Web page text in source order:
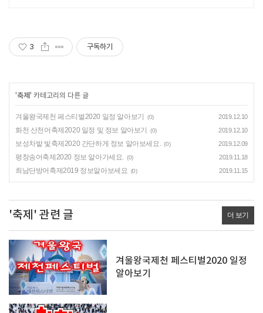
3 구독하기
'축제 ' 카테고리의 다른 글
겨울왕국제천 페스티벌2020 일정 알아보기 (0) 2019.12.10
화천 산천어축제2020 일정 및 정보 알아보기 (0) 2019.12.10
보성차밭 빛축제2020 간단하게 정보 알아보세요. (0) 2019.12.09
평창송어축제2020 정보 알아가세요. (0) 2019.11.18
최남단방어축제2019 정보알아보세요 (0) 2019.11.15
'축제' 관련 글 더 보기
겨울왕국제천 페스티벌2020 일정
알아보기